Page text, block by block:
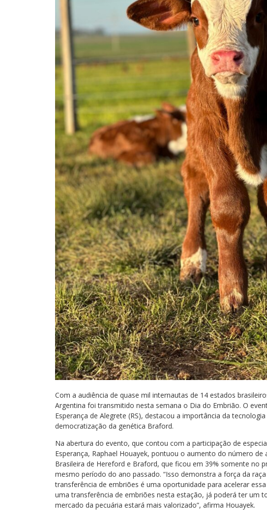
Com a audiência de quase mil internautas de 14 estados
Argentina foi transmitido nesta semana o Dia do Embrião. O
Esperança de Alegrete (RS), destacou a importância da
democratização da genética Braford.
Na abertura do evento, que contou com a participação de
Esperança, Raphael Houayek, pontuou o aumento do número de
Brasileira de Hereford e Braford, que ficou em 39% somente no
mesmo período do ano passado. “Isso demonstra a força da
transferência de embriões é uma oportunidade para acelerar
uma transferência de embriões nesta estação, já poderá ter um
mercado da pecuária estará mais valorizado”, afirma Houayek.